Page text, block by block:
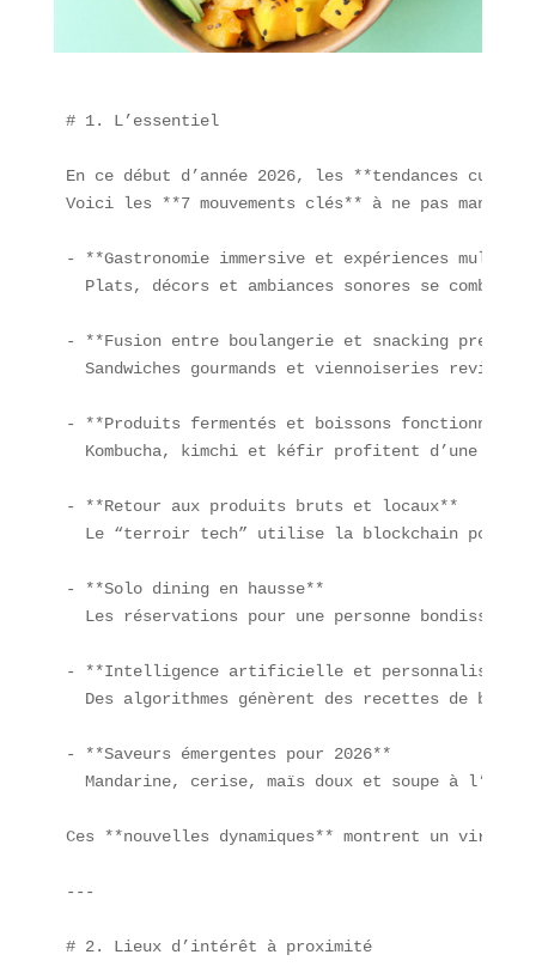
# 1. L’essentiel
En ce début d’année 2026, les **tendances
Voici les **7 mouvements clés** à ne pas manquer
- **Gastronomie immersive et expériences
Plats, décors et ambiances sonores se
- **Fusion entre boulangerie et snacking
Sandwiches gourmands et viennoiseries
- **Produits fermentés et boissons
Kombucha, kimchi et kéfir profitent d’une
- **Retour aux produits bruts et locaux**
Le “terroir tech” utilise la blockchain pour
- **Solo dining en hausse**
Les réservations pour une personne bondissent
- **Intelligence artificielle et
Des algorithmes génèrent des recettes de
- **Saveurs émergentes pour 2026**
Mandarine, cerise, maïs doux et soupe à
Ces **nouvelles dynamiques** montrent un
---
# 2. Lieux d’intérêt à proximité